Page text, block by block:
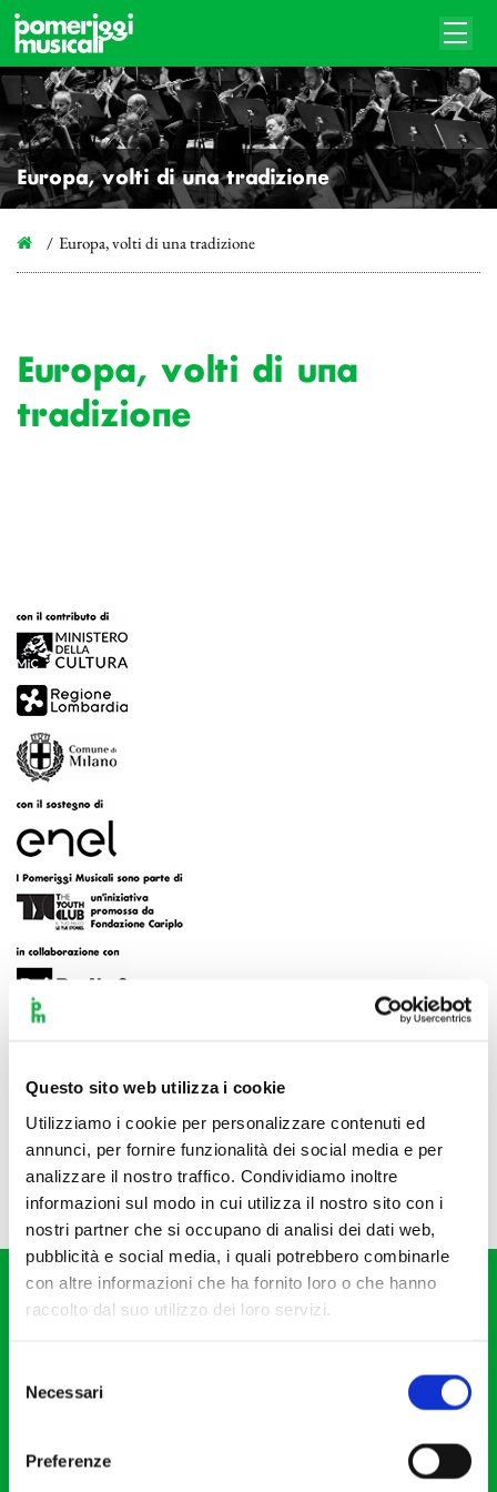
Questo sito web utilizza i cookie
Utilizziamo i cookie per personalizzare contenuti ed
annunci, per fornire funzionalità dei social media e per
analizzare il nostro traffico. Condividiamo inoltre
informazioni sul modo in cui utilizza il nostro sito con i
nostri partner che si occupano di analisi dei dati web,
pubblicità e social media, i quali potrebbero combinarle
con altre informazioni che ha fornito loro o che hanno
raccolto dal suo utilizzo dei loro servizi.
delNecessari
Preferenze
Europa, volti di una tradizione
Europa, volti di una tradizione
Europa, volti di una
tradizione
20121 Milano